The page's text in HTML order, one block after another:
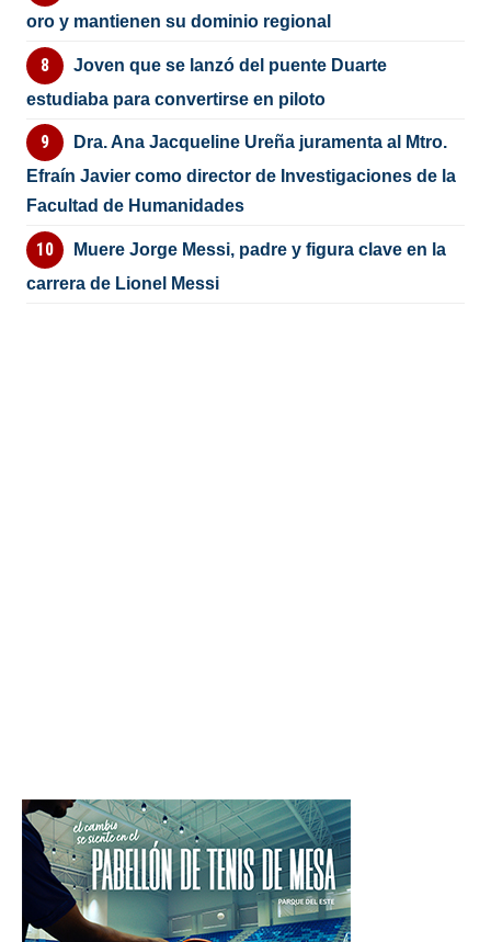
oro y mantienen su dominio regional
Joven que se lanzó del puente Duarte
estudiaba para convertirse en piloto
Dra. Ana Jacqueline Ureña juramenta al Mtro.
Efraín Javier como director de Investigaciones de la
Facultad de Humanidades
Muere Jorge Messi, padre y figura clave en la
carrera de Lionel Messi